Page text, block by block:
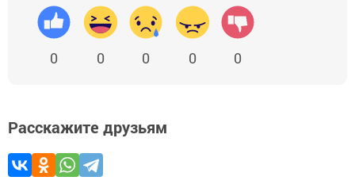
0 0 0 0 0
Расскажите друзьям